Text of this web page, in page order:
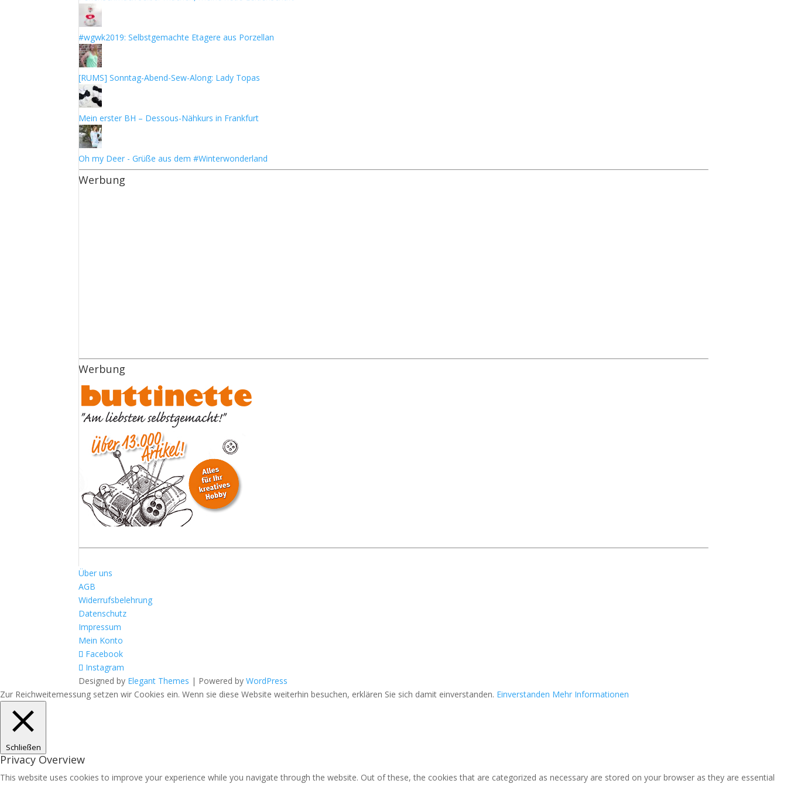
#wgwk2019: Selbstgemachte Etagere aus Porzellan
[RUMS] Sonntag-Abend-Sew-Along: Lady Topas
Mein erster BH – Dessous-Nähkurs in Frankfurt
Oh my Deer - Grüße aus dem #Winterwonderland
Werbung
Werbung
Über uns
AGB
Widerrufsbelehrung
Datenschutz
Impressum
Mein Konto
Facebook
Instagram
Designed by Elegant Themes | Powered byWordPress
Zur Reichweitemessung setzen wir Cookies ein. Wenn sie diese Website weiterhin besuchen, erklären Sie sich damit einverstanden. Einverstanden Mehr Informationen
Schließen
Privacy Overview
This website uses cookies to improve your experience while you navigate through the website. Out of these, the cookies that are categorized as necessary are stored on your browser as they are essential